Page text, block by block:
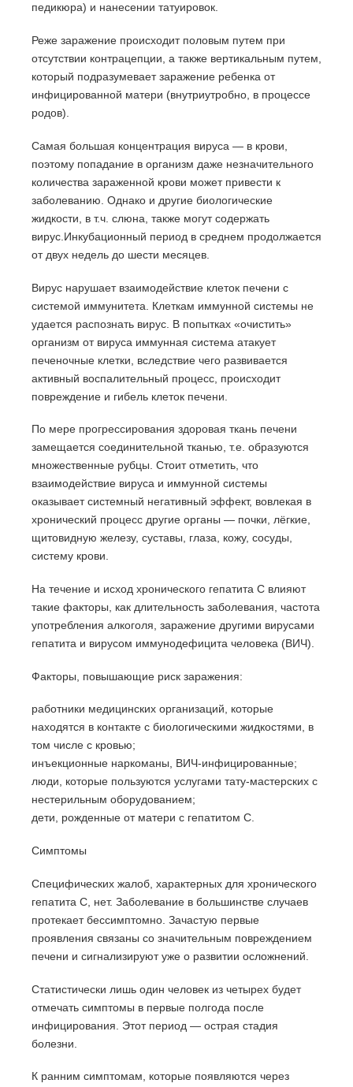
педикюра) и нанесении татуировок.
Реже заражение происходит половым путем при
отсутствии контрацепции, а также вертикальным путем,
который подразумевает заражение ребенка от
инфицированной матери (внутриутробно, в процессе
родов).
Самая большая концентрация вируса — в крови,
поэтому попадание в организм даже незначительного
количества зараженной крови может привести к
заболеванию. Однако и другие биологические
жидкости, в т.ч. слюна, также могут содержать
вирус.Инкубационный период в среднем продолжается
от двух недель до шести месяцев.
Вирус нарушает взаимодействие клеток печени с
системой иммунитета. Клеткам иммунной системы не
удается распознать вирус. В попытках «очистить»
организм от вируса иммунная система атакует
печеночные клетки, вследствие чего развивается
активный воспалительный процесс, происходит
повреждение и гибель клеток печени.
По мере прогрессирования здоровая ткань печени
замещается соединительной тканью, т.е. образуются
множественные рубцы. Стоит отметить, что
взаимодействие вируса и иммунной системы
оказывает системный негативный эффект, вовлекая в
хронический процесс другие органы — почки, лёгкие,
щитовидную железу, суставы, глаза, кожу, сосуды,
систему крови.
На течение и исход хронического гепатита C влияют
такие факторы, как длительность заболевания, частота
употребления алкоголя, заражение другими вирусами
гепатита и вирусом иммунодефицита человека (ВИЧ).
Факторы, повышающие риск заражения:
работники медицинских организаций, которые
находятся в контакте с биологическими жидкостями, в
том числе с кровью;
инъекционные наркоманы, ВИЧ-инфицированные;
люди, которые пользуются услугами тату-мастерских с
нестерильным оборудованием;
дети, рожденные от матери с гепатитом C.
Симптомы
Специфических жалоб, характерных для хронического
гепатита С, нет. Заболевание в большинстве случаев
протекает бессимптомно. Зачастую первые
проявления связаны со значительным повреждением
печени и сигнализируют уже о развитии осложнений.
Статистически лишь один человек из четырех будет
отмечать симптомы в первые полгода после
инфицирования. Этот период — острая стадия
болезни.
К ранним симптомам, которые появляются через